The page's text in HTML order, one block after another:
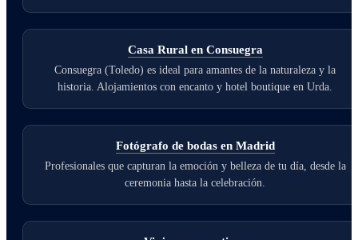
Casa Rural en Consuegra
Consuegra (Toledo) es ideal para amantes de la naturaleza y la
historia. Alojamientos con encanto y hotel boutique en Urda.
Fotógrafo de bodas en Madrid
Profesionales que capturan la emoción y belleza de tu día, desde la
ceremonia hasta la celebración.